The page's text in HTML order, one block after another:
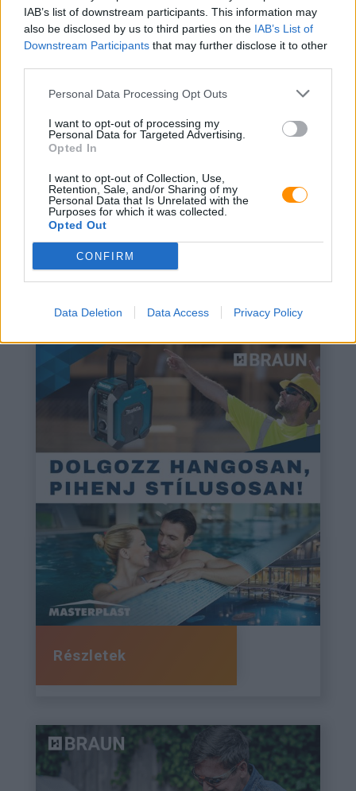
IAB’s list of downstream participants. This information may
also be disclosed by us to third parties on the IAB’s List of
Downstream Participants that may further disclose it to other
Personal Data Processing Opt Outs
I want to opt-out of processing my
Personal Data for Targeted Advertising.
Opted In
I want to opt-out of Collection, Use,
Retention, Sale, and/or Sharing of my
Personal Data that Is Unrelated with the
Purposes for which it was collected.
Opted Out
CONFIRM
Data Deletion Data Access Privacy Policy
Ajánlatkérés
Újdonságok első kézből
Legfrissebb akciók
Részletek